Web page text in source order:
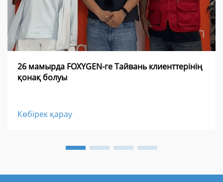
26 мамырда FOXYGEN-ге Тайвань клиенттерінің
қонақ болуы
Көбірек қарау